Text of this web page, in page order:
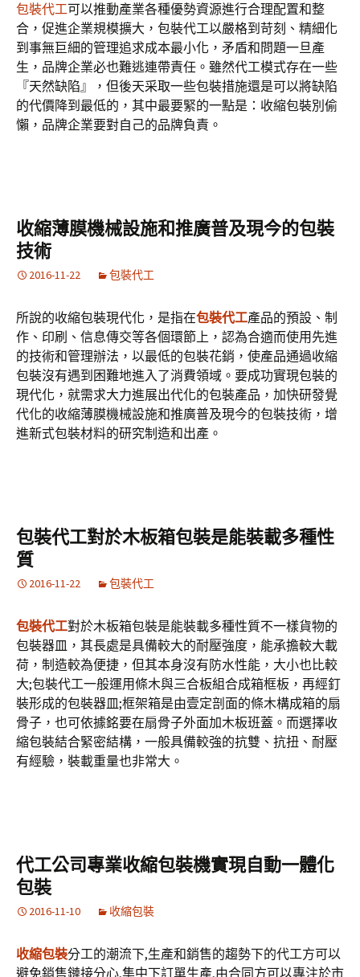
包裝代工可以推動產業各種優勢資源進行合理配置和整
合，促進企業規模擴大，包裝代工以嚴格到苛刻、精細化
到事無巨細的管理追求成本最小化，矛盾和問題一旦產
生，品牌企業必也難逃連帶責任。雖然代工模式存在一些
『天然缺陷』，但後天采取一些包裝措施還是可以將缺陷
的代價降到最低的，其中最要緊的一點是：收縮包裝別偷
懶，品牌企業要對自己的品牌負責。
收縮薄膜機械設施和推廣普及現今的包裝
技術
2016-11-22 包裝代工
所說的收縮包裝現代化，是指在包裝代工產品的預設、制
作、印刷、信息傳交等各個環節上，認為合適而使用先進
的技術和管理辦法，以最低的包裝花銷，使產品通過收縮
包裝沒有遇到困難地進入了消費領域。要成功實現包裝的
現代化，就需求大力進展出代化的包裝產品，加快研發覺
代化的收縮薄膜機械設施和推廣普及現今的包裝技術，增
進新式包裝材料的研究制造和出產。
包裝代工對於木板箱包裝是能裝載多種性
質
2016-11-22 包裝代工
包裝代工對於木板箱包裝是能裝載多種性質不一樣貨物的
包裝器皿，其長處是具備較大的耐壓強度，能承擔較大載
荷，制造較為便捷，但其本身沒有防水性能，大小也比較
大;包裝代工一般運用條木與三合板組合成箱框板，再經釘
裝形成的包裝器皿;框架箱是由壹定剖面的條木構成箱的扇
骨子，也可依據銘要在扇骨子外面加木板班蓋。而選擇收
縮包裝結合緊密結構，一般具備較強的抗雙、抗扭、耐壓
有經驗，裝載重量也非常大。
代工公司專業收縮包裝機實現自動一體化
包裝
2016-11-10 收縮包裝
收縮包裝分工的潮流下,生產和銷售的趨勢下的代工方可以
避免銷售鏈接分心,集中下訂單生產,由合同方可以專注於市